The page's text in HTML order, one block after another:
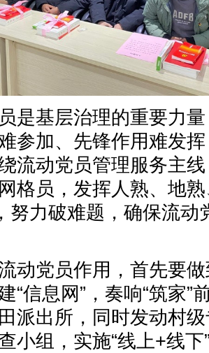
基层治理的重要力量
参加、先锋作用难发
流动党员管理服务主
格员，发挥人熟、地
努力破难题，确保流
党员作用，首先要做
“信息网”，奏响“筑家”
派出所，同时发动村
小组，实施“线上+线